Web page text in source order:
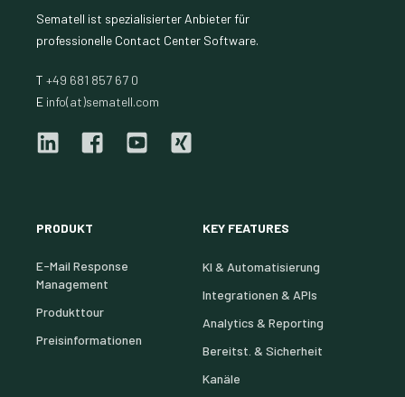
Sematell ist spezialisierter Anbieter für
professionelle Contact Center Software.
T +49 681 857 67 0
E info(at)sematell.com
PRODUKT
E-Mail Response
Management
Produkttour
Preisinformationen
KEY FEATURES
KI & Automatisierung
Integrationen & APIs
Analytics & Reporting
Bereitst. & Sicherheit
Kanäle